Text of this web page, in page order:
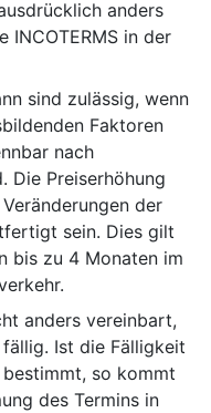
anders
INCOTERMS in der
sind zulässig, wenn
Faktoren
nach
Die Preiserhöhung
der
sein. Dies gilt
bis zu 4 Monaten im
anders vereinbart,
Ist die Fälligkeit
so kommt
des Termins in